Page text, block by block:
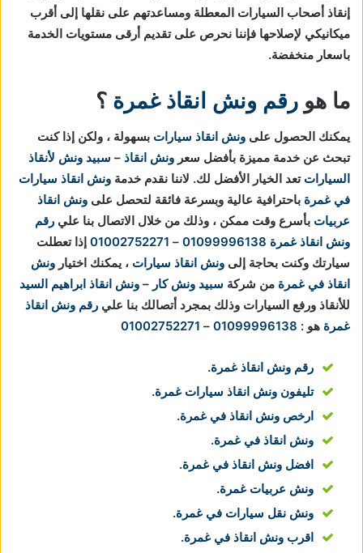
إنقاذ أصحاب السيارات المعطلة ومساعدتهم على نقلها إلى أقرب
ميكانيكي لإصلاحها فإننا نحرص على تقديم أرقى مستويات الخدمة
باسعار منخفضة.
ما هو رقم ونش انقاذ غمرة ؟
يمكنك الحصول على ونش انقاذ سيارات بسهولة ، ولكن إذا كنت
تبحث عن خدمة مميزة بأفضل سعر ونش انقاذ – سبيد ونش لأنقاذ
السيارات تعد الخيار الأفضل لك. لاننا نقدم خدمة ونش انقاذ سيارات
في غمرة باحترافية عالية وبسرعة فائقة لتحصل على ونش انقاذ
عربيات بأسرع وقت ممكن ، وذلك من خلال الاتصال بنا علي رقم
ونش انقاذ غمرة 01099996138
–
01002752271 إذا تعطلت
سيارتك وكنت بحاجة إلى ونش انقاذ سيارات ، يمكنك اختيار ونش
انقاذ في غمرة من شركة سبيد ونش كار – ونش انقاذ ابراهيم السيد
للأنقاذ ورفع السيارات وذلك بمجرد أتصالك بنا علي رقم ونش انقاذ
غمرة هو : 01099996138
–
01002752271
رقم ونش انقاذ غمرة.
تليفون ونش انقاذ سيارات غمرة.
ارخص ونش انقاذ في غمرة.
ونش انقاذ في غمرة.
افضل ونش انقاذ في غمرة.
ونش عربيات غمرة.
ونش نقل سيارات في غمرة.
اقرب ونش انقاذ في غمرة.